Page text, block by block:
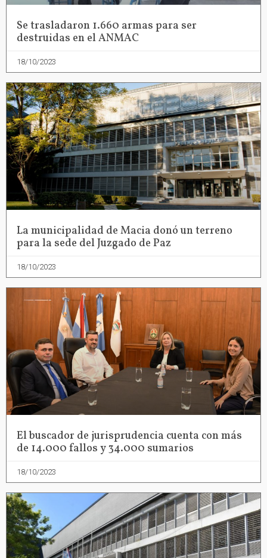
Se trasladaron 1.660 armas para ser
destruidas en el ANMAC
18/10/2023
La municipalidad de Macia donó un terreno
para la sede del Juzgado de Paz
18/10/2023
El buscador de jurisprudencia cuenta con más
de 14.000 fallos y 34.000 sumarios
18/10/2023